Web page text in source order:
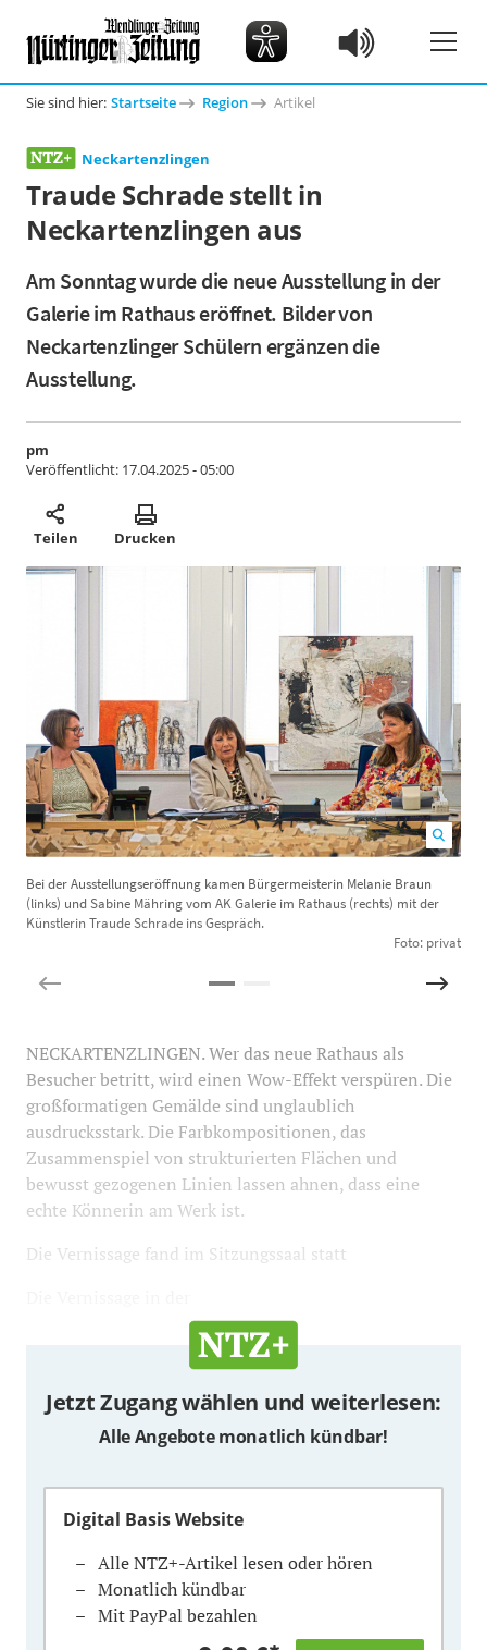
Sie sind hier: Startseite Region Artikel
Neckartenzlingen
Traude Schrade stellt in
Neckartenzlingen aus
Am Sonntag wurde die neue Ausstellung in der
Galerie im Rathaus eröffnet. Bilder von
Neckartenzlinger Schülern ergänzen die
Ausstellung.
pm
Veröffentlicht: 17.04.2025 - 05:00
Teilen Drucken
Bei der Ausstellungseröffnung kamen Bürgermeisterin Melanie Braun
(links) und Sabine Mähring vom AK Galerie im Rathaus (rechts) mit der
Künstlerin Traude Schrade ins Gespräch.
Foto: privat
NECKARTENZLINGEN. Wer das neue Rathaus als
Besucher betritt, wird einen Wow-Effekt verspüren. Die
großformatigen Gemälde sind unglaublich
ausdrucksstark. Die Farbkompositionen, das
Zusammenspiel von strukturierten Flächen und
bewusst gezogenen Linien lassen ahnen, dass eine
echte Könnerin am Werk ist.
Die Vernissage fand im Sitzungssaal statt
Jetzt Zugang wählen und weiterlesen:
Alle Angebote monatlich kündbar!
Digital Basis Website
Alle NTZ+-Artikel lesen oder hören
Monatlich kündbar
Mit PayPal bezahlen